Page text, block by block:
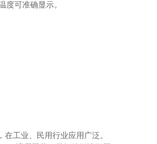
度可准确显示。
工业、民用行业应用广泛。